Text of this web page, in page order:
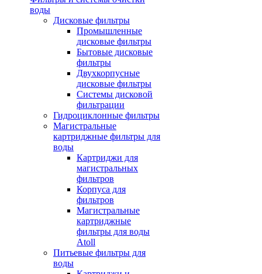
воды
Дисковые фильтры
Промышленные
дисковые фильтры
Бытовые дисковые
фильтры
Двухкорпусные
дисковые фильтры
Системы дисковой
фильтрации
Гидроциклонные фильтры
Магистральные
картриджные фильтры для
воды
Картриджи для
магистральных
фильтров
Корпуса для
фильтров
Магистральные
картриджные
фильтры для воды
Atoll
Питьевые фильтры для
воды